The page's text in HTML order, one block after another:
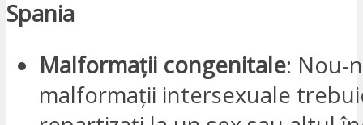
Spania
Malformații congenitale: Nou-
malformații intersexuale